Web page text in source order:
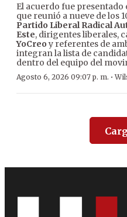
El acuerdo fue
que reunió a nueve de los
Partido Liberal Radical
Este, dirigentes liberales,
YoCreo y referentes de
integran la lista de
dentro del equipo del
Agosto 6, 2026 09:07 p. m. ·